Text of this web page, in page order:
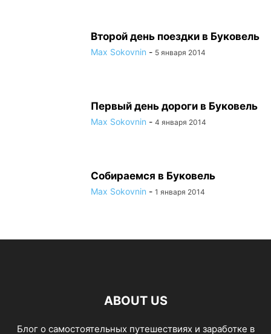
Второй день поездки в Буковель
Max Sokovnin - 5 января 2014
Первый день дороги в Буковель
Max Sokovnin - 4 января 2014
Собираемся в Буковель
Max Sokovnin - 1 января 2014
ABOUT US
Блог о самостоятельных путешествиях и заработке в